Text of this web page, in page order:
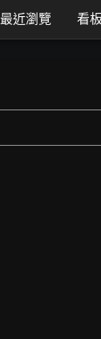
最近瀏覽 看